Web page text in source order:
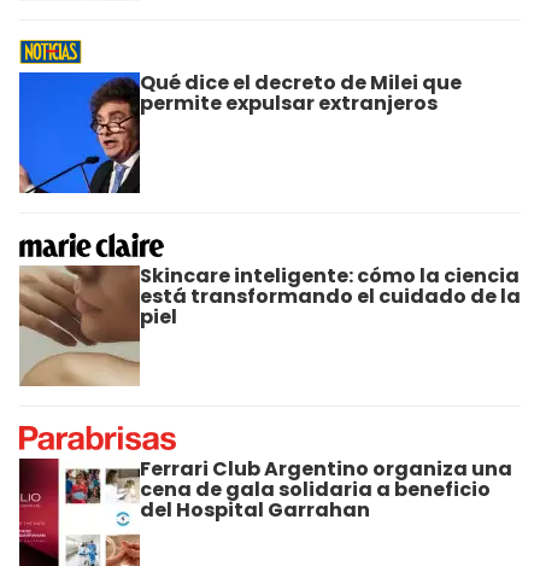
Qué dice el decreto de Milei que
permite expulsar extranjeros
Skincare inteligente: cómo la ciencia
está transformando el cuidado de la
piel
Ferrari Club Argentino organiza una
cena de gala solidaria a beneficio
del Hospital Garrahan